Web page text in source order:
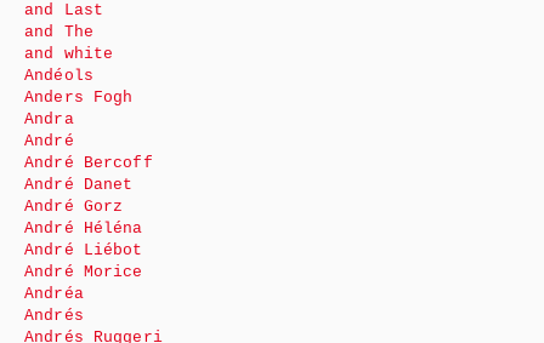
and Last
and The
and white
Andéols
Anders Fogh
Andra
André
André Bercoff
André Danet
André Gorz
André Héléna
André Liébot
André Morice
Andréa
Andrés
Andrés Ruggeri